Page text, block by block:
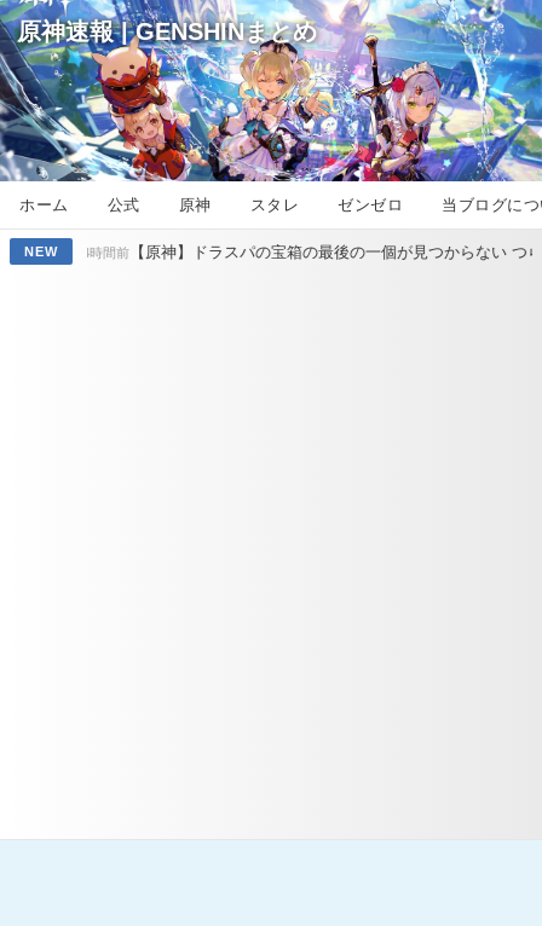
原神速報 | GENSHINまとめ
ホーム 公式 原神 スタレ ゼンゼロ 当ブログに
NEW
原神】ドラスパの宝箱の最後の一個が見つからない つらい 15時間前【原神